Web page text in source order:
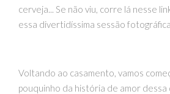
cerveja... Se não viu, corre lá nesse
essa divertidíssima sessão
Voltando ao casamento, vamos
pouquinho da história de amor dessa